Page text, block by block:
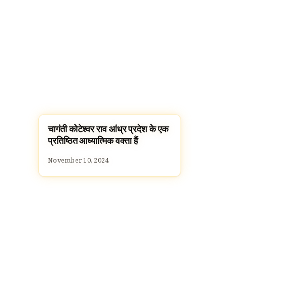
FAMOUS HINDUS
चागंती कोटेश्वर राव आंध्र प्रदेश के एक
प्रतिष्ठित आध्यात्मिक वक्ता हैं
November 10, 2024